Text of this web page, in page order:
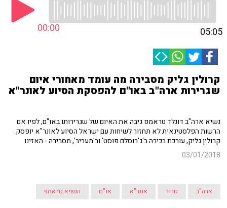
00:00 05:05
קרולין גליק מסבירה מה עומד מאחורי איום
שגרירות ארה"ב באו"ם להפסקת הסיוע לאונר"א
נשיא ארה"ב דונלד טראמפ גיבה את האיום של שגרירותו באו"ם, לפיו אם
הרשות הפלסטינאית לא תחזור לשיחות עם ישראל הסיוע לאונר"א יופסק.
קרולין גליק, עורכת בכירה ב'ג'רוסלם פוסט' וב'מעריב', מסבירה - האזינו
03/01/2018
ארה"ב טרור אונר"א או"ם הנשיא טראמפ